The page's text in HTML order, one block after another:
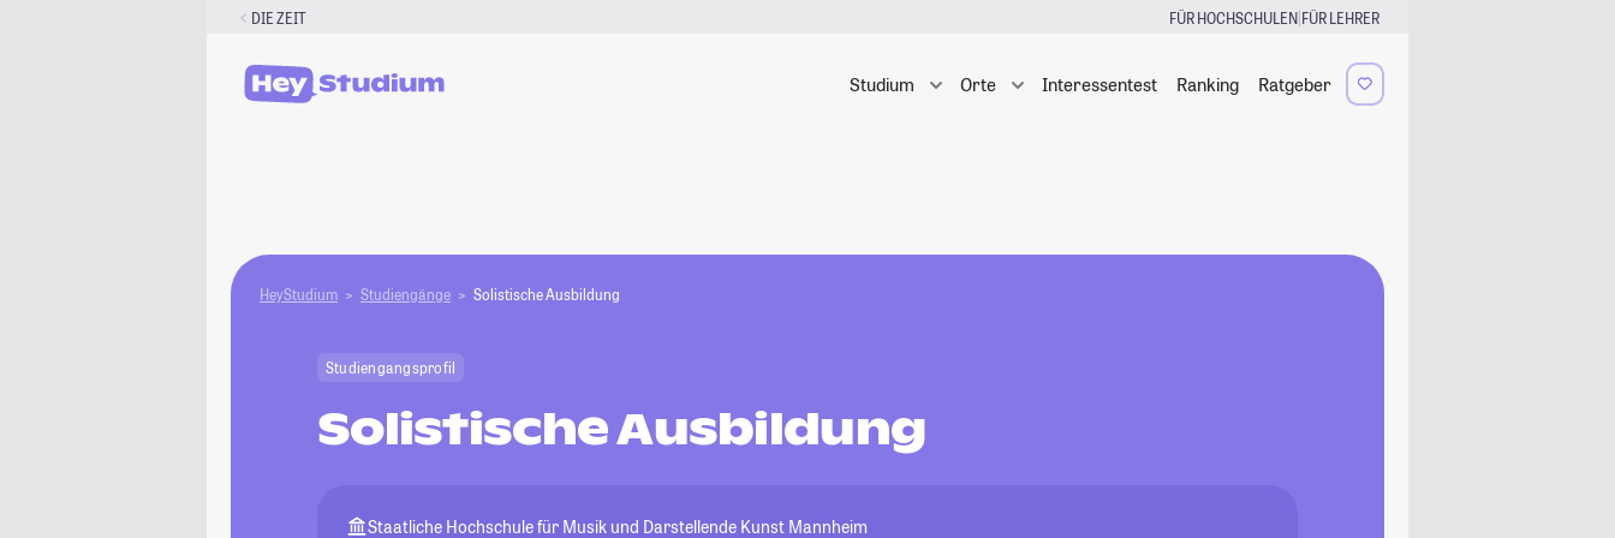
DIE ZEIT FÜR HOCHSCHULEN|FÜR LEHRER
Studium Orte Interessentest Ranking Ratgeber
HeyStudium Studiengänge Solistische Ausbildung
Studiengangsprofil
Solistische Ausbildung
Staatliche Hochschule für Musik und Darstellende Kunst Mannheim